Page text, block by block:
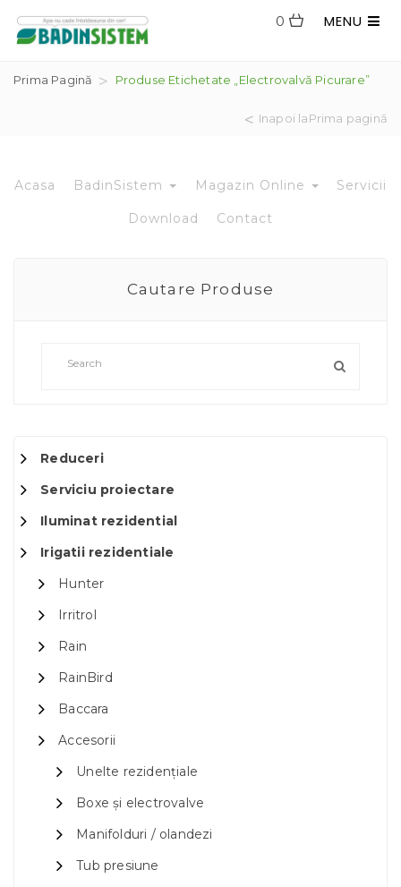
MENU
0
Prima Pagină Produse Etichetate „Electrovalvă Picurare”
Inapoi laPrima pagină
Acasa BadinSistem Magazin Online Servicii
Download Contact
Cautare Produse
Reduceri
Serviciu proiectare
Iluminat rezidential
Irigatii rezidentiale
Hunter
Irritrol
Rain
RainBird
Baccara
Accesorii
Unelte rezidențiale
Boxe și electrovalve
Manifolduri / olandezi
Tub presiune